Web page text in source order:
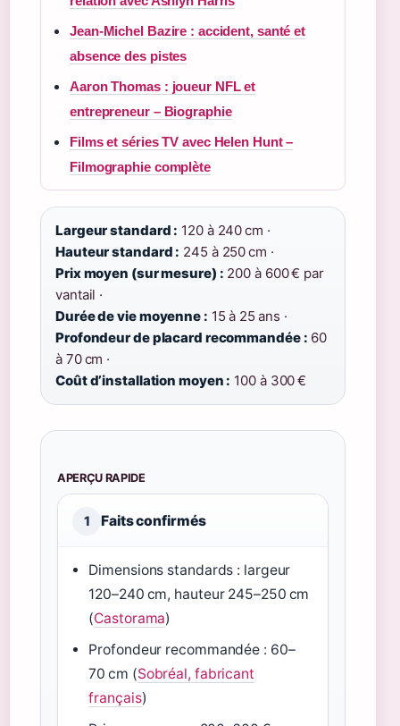
Jean-Michel Bazire : accident, santé et
absence des pistes
Aaron Thomas : joueur NFL et
entrepreneur – Biographie
Films et séries TV avec Helen Hunt –
Filmographie complète
Largeur standard : 120 à 240 cm ·
Hauteur standard : 245 à 250 cm ·
Prix moyen (sur mesure) : 200 à 600 € par
vantail ·
Durée de vie moyenne : 15 à 25 ans ·
Profondeur de placard recommandée : 60
à 70 cm ·
Coût d’installation moyen : 100 à 300 €
APERÇU RAPIDE
1 Faits confirmés
Dimensions standards : largeur
120–240 cm, hauteur 245–250 cm
(Castorama)
Profondeur recommandée : 60–
70 cm (Sobréal, fabricant
français)